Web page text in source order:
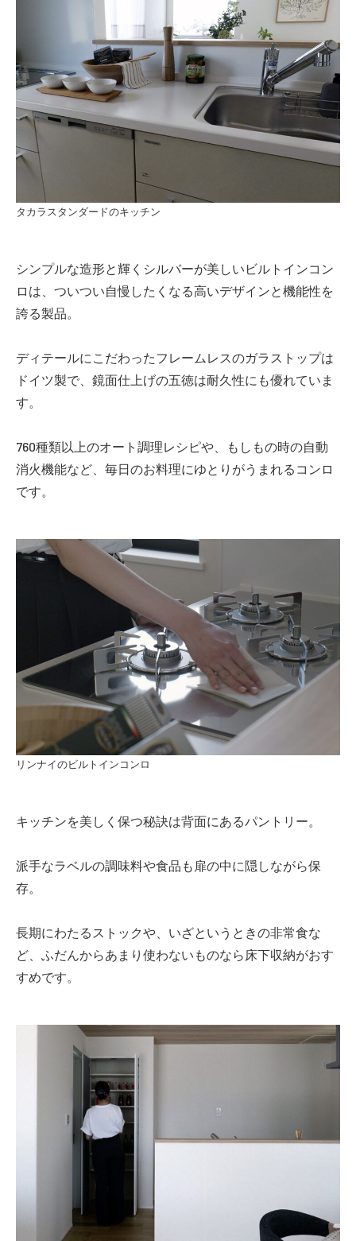
タカラスタンダードのキッチン
シンプルな造形と輝くシルバーが美しいビルトインコン
ロは、ついつい自慢したくなる高いデザインと機能性を
誇る製品。
ディテールにこだわったフレームレスのガラストップは
ドイツ製で、鏡面仕上げの五徳は耐久性にも優れていま
す。
760種類以上のオート調理レシピや、もしもの時の自動
消火機能など、毎日のお料理にゆとりがうまれるコンロ
です。
リンナイのビルトインコンロ
キッチンを美しく保つ秘訣は背面にあるパントリー。
派手なラベルの調味料や食品も扉の中に隠しながら保
存。
長期にわたるストックや、いざというときの非常食な
ど、ふだんからあまり使わないものなら床下収納がおす
すめです。